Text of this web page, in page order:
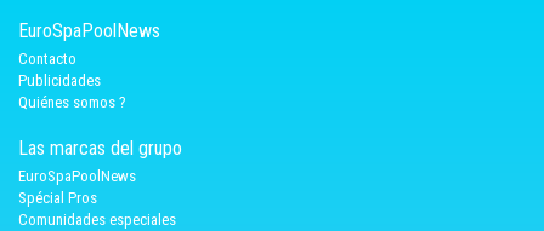
EuroSpaPoolNews
Contacto
Publicidades
Quiénes somos ?
Las marcas del grupo
EuroSpaPoolNews
Spécial Pros
Comunidades especiales